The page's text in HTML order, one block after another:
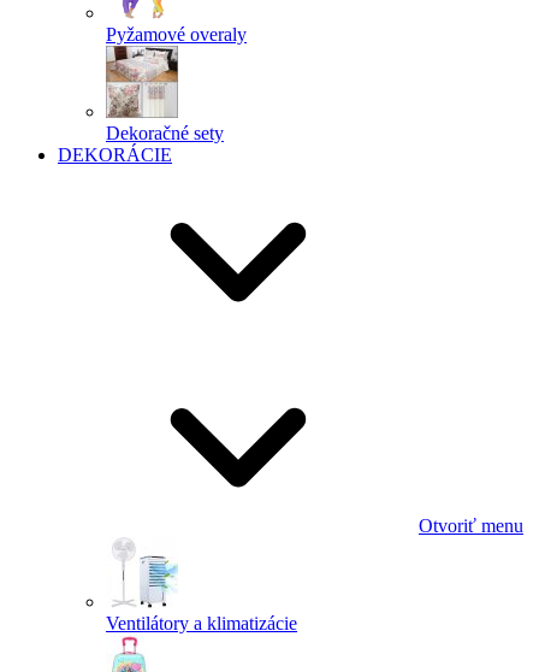
Pyžamové overaly
Dekoračné sety
DEKORÁCIE
Otvoriť menu
Ventilátory a klimatizácie